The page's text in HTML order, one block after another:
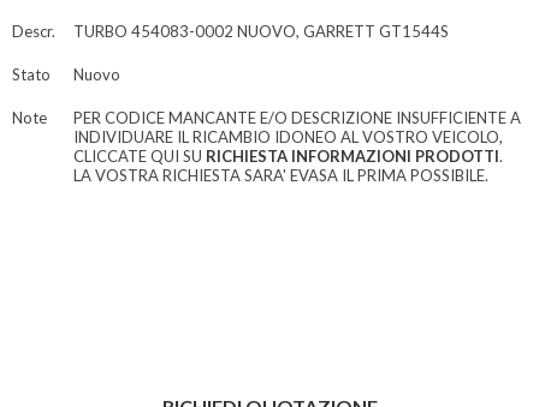
Descr. TURBO 454083-0002 NUOVO, GARRETT GT1544S
Stato Nuovo
Note
PER CODICE MANCANTE E/O DESCRIZIONE INSUFFICIENTE A
INDIVIDUARE IL RICAMBIO IDONEO AL VOSTRO VEICOLO,
CLICCATE QUI SU RICHIESTA INFORMAZIONI PRODOTTI.
LA VOSTRA RICHIESTA SARA' EVASA IL PRIMA POSSIBILE.